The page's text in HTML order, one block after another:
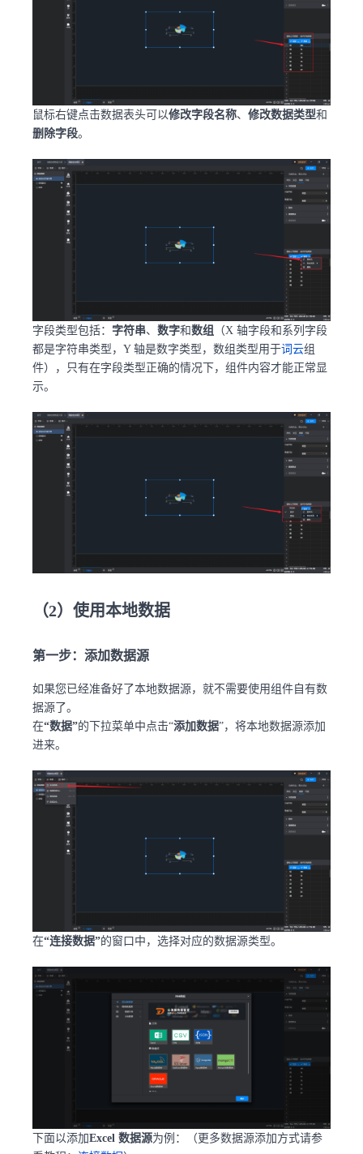
鼠标右键点击数据表头可以修改字段名称、 修改数据类型和
删除字段。
字段类型包括： 字符串、 数字和数组
（X 轴字段和系列字段
都是字符串类型，Y 轴是数字类型，数组类型用于词云组
件），只有在字段类型正确的情况下，组件内容才能正常显
示。
（2）使用本地数据
第一步：添加数据源
如果您已经准备好了本地数据源，就不需要使用组件自有数
据源了。
在“数据”的下拉菜单中点击“添加数据”，将本地数据源添加
进来。
在“连接数据”的窗口中，选择对应的数据源类型。
下面以添加Excel 数据源为例：（更多数据源添加方式请参